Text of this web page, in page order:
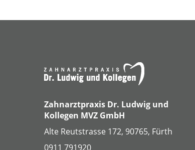
Zahnarztpraxis Dr. Ludwig und
Kollegen MVZ GmbH
Alte Reutstrasse 172, 90765, Fürth
0911 791920